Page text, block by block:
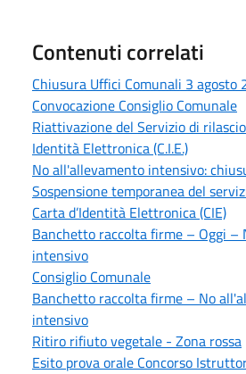
Contenuti correlati
Chiusura Uffici Comunali 3 agosto
Convocazione Consiglio Comunale
Riattivazione del Servizio di
Identità Elettronica (C.I.E.)
No all'allevamento intensivo:
Sospensione temporanea del
Carta d’Identità Elettronica (CIE)
Banchetto raccolta firme – Oggi –
intensivo
Consiglio Comunale
Banchetto raccolta firme – No
intensivo
Ritiro rifiuto vegetale - Zona rossa
Esito prova orale Concorso